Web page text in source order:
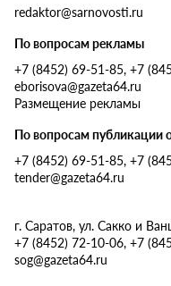
redaktor@sarnovosti.ru
По вопросам рекламы
+7 (8452) 69-51-85, +7
eborisova@gazeta64.ru
Размещение рекламы
По вопросам публикации
+7 (8452) 69-51-85, +7
tender@gazeta64.ru
г. Саратов, ул. Сакко и
+7 (8452) 72-10-06, +7
sog@gazeta64.ru